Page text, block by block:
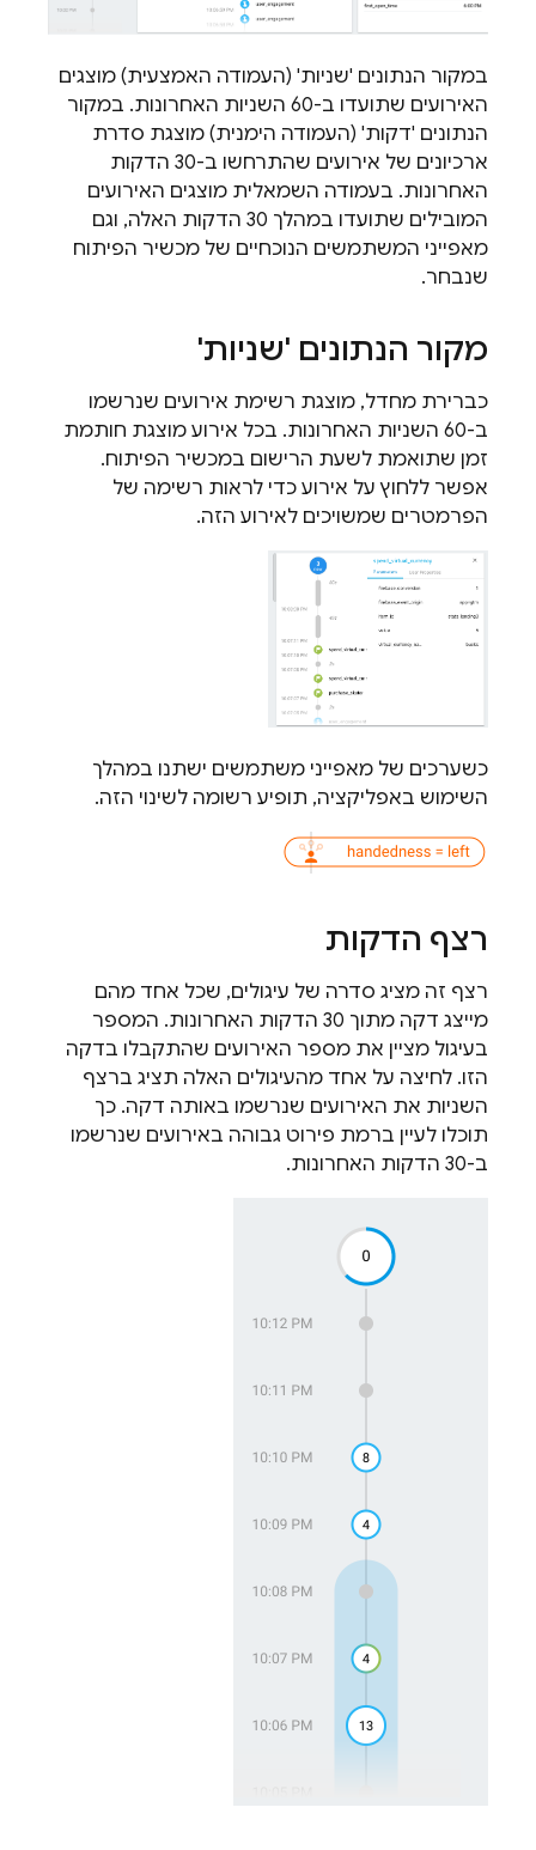
במקור הנתונים 'שניות' (העמודה האמצעית) מוצגים
האירועים שתועדו ב-60 השניות האחרונות. במקור
הנתונים 'דקות' (העמודה הימנית) מוצגת סדרת
ארכיונים של אירועים שהתרחשו ב-30 הדקות
האחרונות. בעמודה השמאלית מוצגים האירועים
המובילים שתועדו במהלך 30 הדקות האלה, וגם
מאפייני המשתמשים הנוכחיים של מכשיר הפיתוח
שנבחר.
מקור הנתונים 'שניות'
כברירת מחדל, מוצגת רשימת אירועים שנרשמו
ב-60 השניות האחרונות. בכל אירוע מוצגת חותמת
זמן שתואמת לשעת הרישום במכשיר הפיתוח.
אפשר ללחוץ על אירוע כדי לראות רשימה של
הפרמטרים שמשויכים לאירוע הזה.
כשערכים של מאפייני משתמשים ישתנו במהלך
השימוש באפליקציה, תופיע רשומה לשינוי הזה.
רצף הדקות
רצף זה מציג סדרה של עיגולים, שכל אחד מהם
מייצג דקה מתוך 30 הדקות האחרונות. המספר
בעיגול מציין את מספר האירועים שהתקבלו בדקה
הזו. לחיצה על אחד מהעיגולים האלה תציג ברצף
השניות את האירועים שנרשמו באותה דקה. כך
תוכלו לעיין ברמת פירוט גבוהה באירועים שנרשמו
ב-30 הדקות האחרונות.